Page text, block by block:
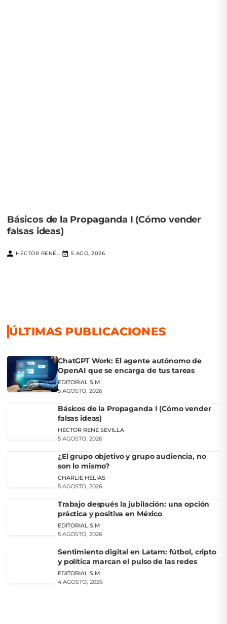
Básicos de la Propaganda I (Cómo vender
falsas ideas)
HÉCTOR RENÉ...| 5 AGO, 2026
ÚLTIMAS PUBLICACIONES
ChatGPT Work: El agente autónomo de
OpenAI que se encarga de tus tareas
EDITORIAL S.M
5 AGOSTO, 2026
Básicos de la Propaganda I (Cómo vender
falsas ideas)
HÉCTOR RENÉ SEVILLA
5 AGOSTO, 2026
¿El grupo objetivo y grupo audiencia, no
son lo mismo?
CHARLIE HELIAS
5 AGOSTO, 2026
Trabajo después la jubilación: una opción
práctica y positiva en México
EDITORIAL S.M
5 AGOSTO, 2026
Sentimiento digital en Latam: fútbol, cripto
y política marcan el pulso de las redes
EDITORIAL S.M
4 AGOSTO, 2026